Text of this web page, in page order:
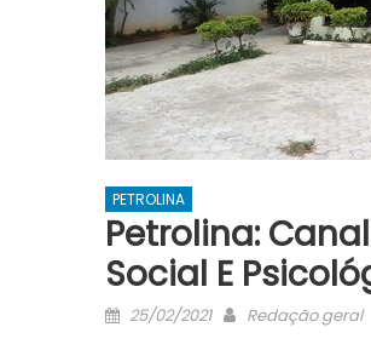
PETROLINA
Petrolina:
Social E
Posted
25/02/2021 Author
Redação geral